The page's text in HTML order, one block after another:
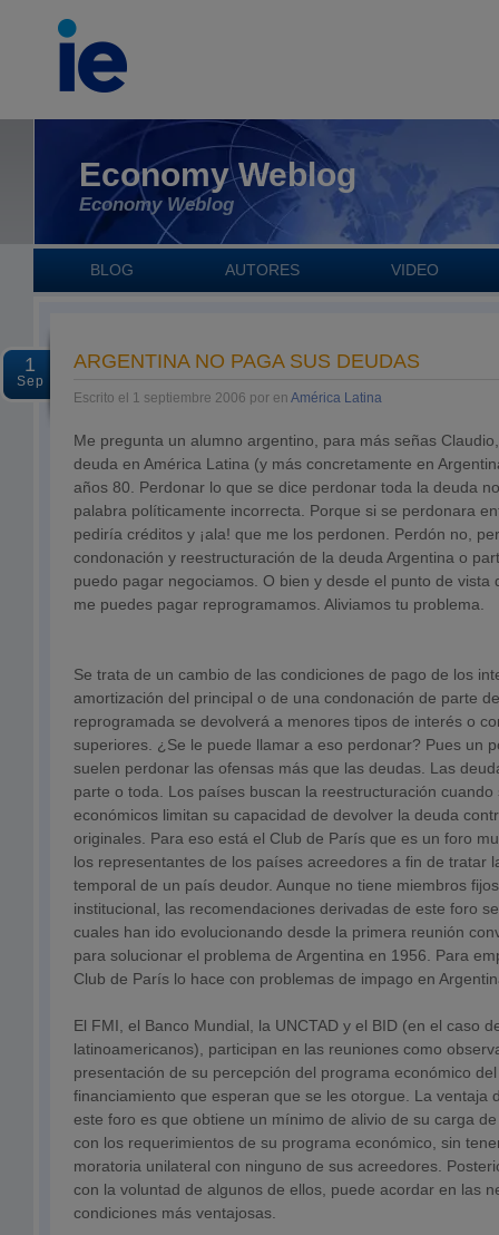
Economy Weblog
Economy Weblog
BLOG AUTORES VIDEO
1
Sep
ARGENTINA NO PAGA SUS DEUDAS
Escrito el 1 septiembre 2006 por en América Latina
Me pregunta un alumno argentino, para más señas
deuda en América Latina (y más concretamente en
años 80. Perdonar lo que se dice perdonar toda la deuda
palabra políticamente incorrecta. Porque si se perdonara
pediría créditos y ¡ala! que me los perdonen. Perdón no,
condonación y reestructuración de la deuda Argentina o
puedo pagar negociamos. O bien y desde el punto de vista
me puedes pagar reprogramamos. Aliviamos tu problema.
Se trata de un cambio de las condiciones de pago de los
amortización del principal o de una condonación de parte
reprogramada se devolverá a menores tipos de interés o
superiores. ¿Se le puede llamar a eso perdonar? Pues un
suelen perdonar las ofensas más que las deudas. Las
parte o toda. Los países buscan la reestructuración cuando
económicos limitan su capacidad de devolver la deuda
originales. Para eso está el Club de París que es un foro
los representantes de los países acreedores a fin de tratar
temporal de un país deudor. Aunque no tiene miembros
institucional, las recomendaciones derivadas de este foro
cuales han ido evolucionando desde la primera reunión
para solucionar el problema de Argentina en 1956. Para
Club de París lo hace con problemas de impago en
El FMI, el Banco Mundial, la UNCTAD y el BID (en el caso
latinoamericanos), participan en las reuniones como
presentación de su percepción del programa económico
financiamiento que esperan que se les otorgue. La ventaja
este foro es que obtiene un mínimo de alivio de su carga
con los requerimientos de su programa económico, sin
moratoria unilateral con ninguno de sus acreedores.
con la voluntad de algunos de ellos, puede acordar en las
condiciones más ventajosas.